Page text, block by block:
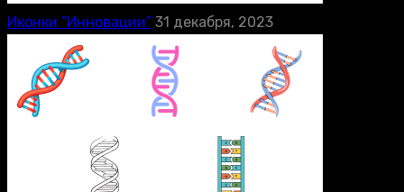
Иконки “Инновации” 31 декабря, 2023